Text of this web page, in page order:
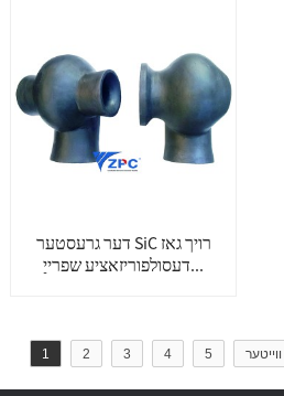
דער גרעסטער SiC רויך גאז
דעסולפוריזאציע שפרייַ...
1 2 3 4 5